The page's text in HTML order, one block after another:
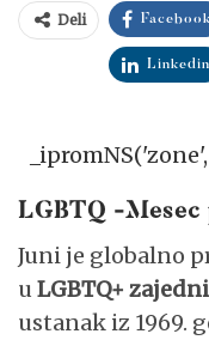
Deli Facebook
Linkedin
LGBTQ -Mesec
Juni je globalno
u LGBTQ+
ustanak iz 1969.